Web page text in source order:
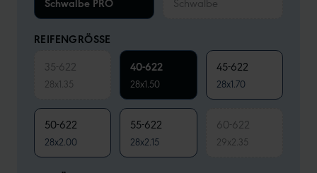
REIFENGRÖSSE
35-622
28x1.35
40-622
28x1.50
45-622
28x1.70
50-622
28x2.00
55-622
28x2.15
60-622
29x2.35